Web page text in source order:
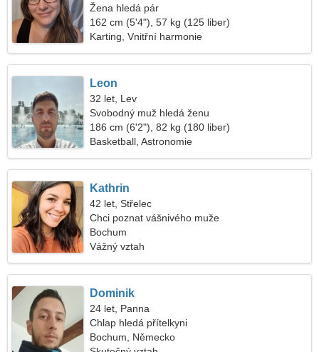
Žena hledá pár
162 cm (5'4"), 57 kg (125 liber)
Karting, Vnitřní harmonie
Leon
32 let, Lev
Svobodný muž hledá ženu
186 cm (6'2"), 82 kg (180 liber)
Basketball, Astronomie
Kathrin
42 let, Střelec
Chci poznat vášnivého muže
Bochum
Vážný vztah
Dominik
24 let, Panna
Chlap hledá přítelkyni
Bochum, Německo